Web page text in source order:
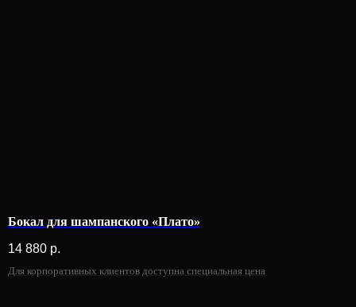
Бокал для шампанского «Плато»
14 880 р.
Для корпоративных клиентов доступна специальная цена